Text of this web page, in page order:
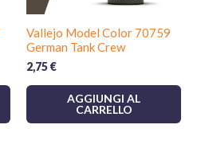
Vallejo Model Color 70759
German Tank Crew
2,75€
AGGIUNGI AL
CARRELLO